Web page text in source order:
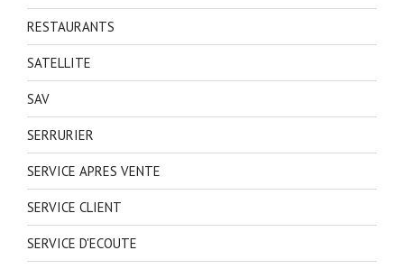
RESTAURANTS
SATELLITE
SAV
SERRURIER
SERVICE APRES VENTE
SERVICE CLIENT
SERVICE D'ECOUTE